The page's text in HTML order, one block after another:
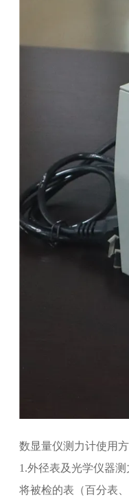
数显量仪测力计使用
1.外径表及光学仪器
将被检的表（百分表